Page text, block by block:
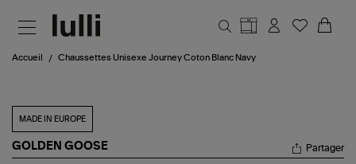
Accueil Chaussettes Unisexe Journey Coton Blanc Navy
MADE IN EUROPE
GOLDEN GOOSE Partager